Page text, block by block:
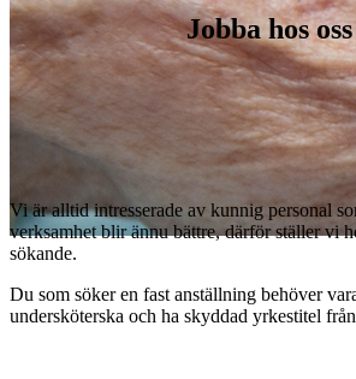
Jobba hos oss
Vi är alltid intresserade av kunnig personal
verksamhet blir ännu bättre, därför ställer vi
sökande.
Du som söker en fast anställning behöver
undersköterska och ha skyddad yrkestitel